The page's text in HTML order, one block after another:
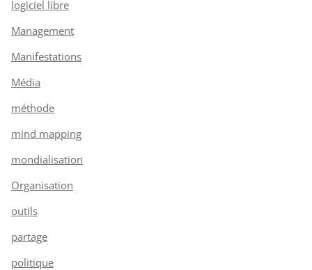
logiciel libre
Management
Manifestations
Média
méthode
mind mapping
mondialisation
Organisation
outils
partage
politique